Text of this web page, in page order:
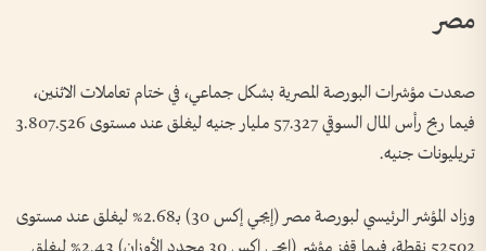
مصر
صعدت مؤشرات البورصة المصرية بشكل جماعي، في ختام تعاملات الاثنين،
فيما ربح رأس المال السوقي 57.327 مليار جنيه ليغلق عند مستوى 3.807.526
تريليونات جنيه.
وزاد المؤشر الرئيسي لبورصة مصر (إيجي إكس 30) بـ2.68% ليغلق عند مستوى